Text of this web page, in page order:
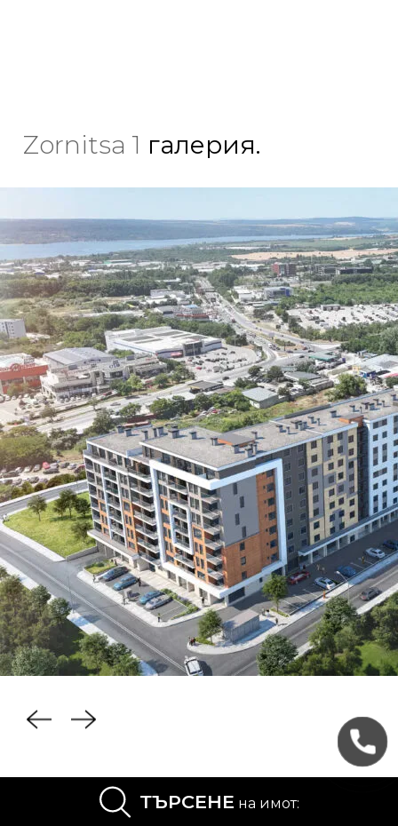
Zornitsa 1 галерия.
се намираZornitsa 1 ?
ТЪРСЕНЕ на имот: